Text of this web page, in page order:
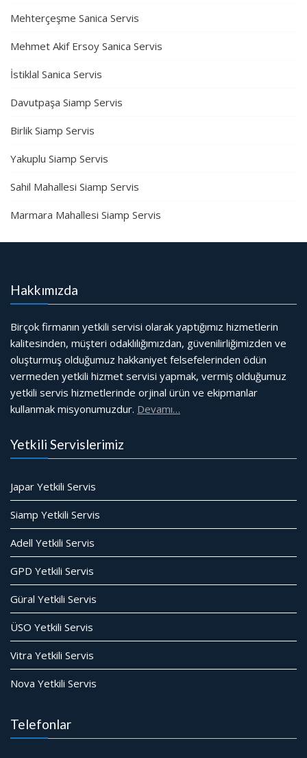
Mehterçeşme Sanica Servis
Mehmet Akif Ersoy Sanica Servis
İstiklal Sanica Servis
Davutpaşa Siamp Servis
Birlik Siamp Servis
Yakuplu Siamp Servis
Sahil Mahallesi Siamp Servis
Marmara Mahallesi Siamp Servis
Hakkımızda
Birçok firmanın yetkili servisi olarak yaptığımız hizmetlerin
kalitesinden, müşteri odaklılığımızdan, güvenilirliğimizden ve
oluşturmuş olduğumuz hakkaniyet felsefelerinden ödün
vermeden yetkili hizmet servisi yapmak, vermiş olduğumuz
yetkili servis hizmetlerinde orjinal ürün ve ekipmanlar
kullanmak misyonumuzdur. Devamı…
Yetkili Servislerimiz
Japar Yetkili Servis
Siamp Yetkili Servis
Adell Yetkili Servis
GPD Yetkili Servis
Güral Yetkili Servis
ÜSO Yetkili Servis
Vitra Yetkili Servis
Nova Yetkili Servis
Telefonlar